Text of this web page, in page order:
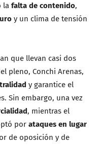
la falta de contenido,
y un clima de tensión
que llevan casi dos
pleno, Conchi Arenas,
y garantice el
Sin embargo, una vez
, mientras el
por ataques en lugar
de oposición y de